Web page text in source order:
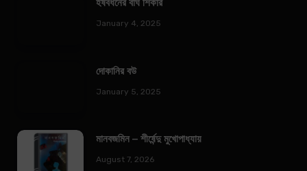
January 4, 2025
দোকানির বউ
January 5, 2025
মানবজমিন – শীর্ষেন্দু মুখোপাধ্যায়
August 7, 2026